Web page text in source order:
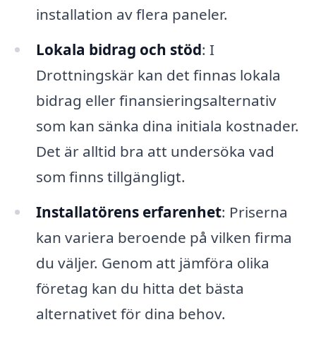
installation av flera paneler.
Lokala bidrag och stöd: I
Drottningskär kan det finnas lokala
bidrag eller finansieringsalternativ
som kan sänka dina initiala kostnader.
Det är alltid bra att undersöka vad
som finns tillgängligt.
Installatörens erfarenhet: Priserna
kan variera beroende på vilken firma
du väljer. Genom att jämföra olika
företag kan du hitta det bästa
alternativet för dina behov.